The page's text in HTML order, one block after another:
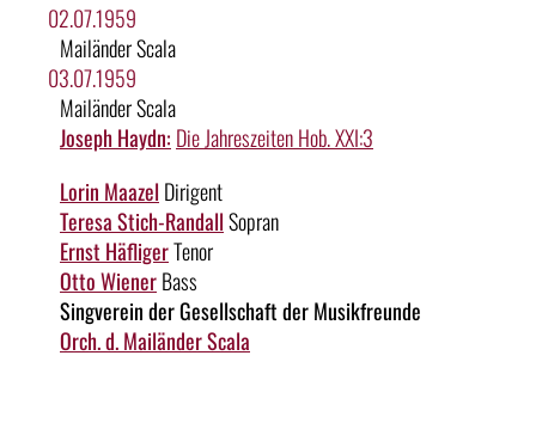
02.07.1959
Mailänder Scala
03.07.1959
Mailänder Scala
Joseph Haydn: Die Jahreszeiten Hob. XXI:3
Lorin Maazel Dirigent
Teresa Stich-RandallSopran
Ernst HäfligerTenor
Otto WienerBass
Singverein der Gesellschaft der Musikfreunde
Orch. d. Mailänder Scala